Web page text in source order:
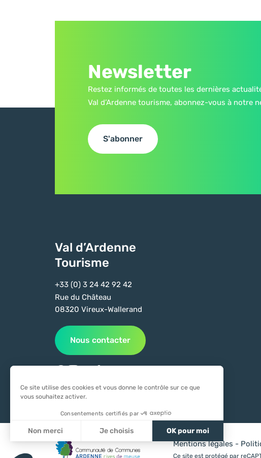
Newsletter
Restez informés de toutes les dernières
Val d’Ardenne tourisme, abonnez-vous à notre
S'abonner
Val d’Ardenne
Tourisme
+33 (0) 3 24 42 92 42
Rue du Château
08320 Vireux-Wallerand
Nous contacter
Suivez-nous sur Facebook
Suivez-nous sur Instagram
Suivez-nous sur Youtube
Suivez-nous sur Tiktok
Mentions légales -
Ce site est protégé par
Ce site utilise des cookies et vous donne le contrôle sur ce que
vous souhaitez activer.
Consentements certifiés par
Non merci Je choisis OK pour moi
Axeptio consent
Plateforme de Gestion du Consentement : Personnalisez vos